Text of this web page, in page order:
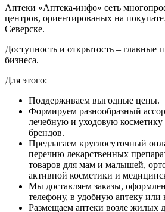
Аптеки «Аптека-инфо» сеть
центров, ориентированых на
Северске.
Доступность и открытость – главные
бизнеса.
Для этого:
Поддерживаем выгодные цены.
Формируем разнообразный
лечебную и уходовую
брендов.
Предлагаем круглосуточный
перечню лекарственных
товаров для мам и малышей,
активной косметики и
Мы доставляем заказы,
телефону, в удобную аптеку или
Размещаем аптеки возле жилых